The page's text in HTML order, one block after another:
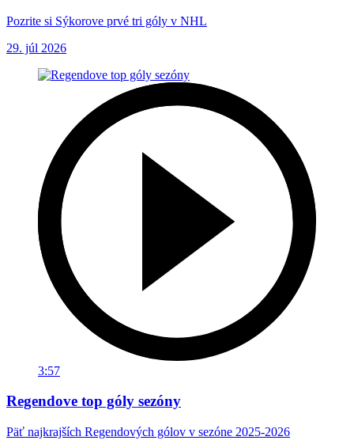
Pozrite si Sýkorove prvé tri góly v NHL
29. júl 2026
3:57
Regendove top góly sezóny
Päť najkrajších Regendových gólov v sezóne 2025-2026